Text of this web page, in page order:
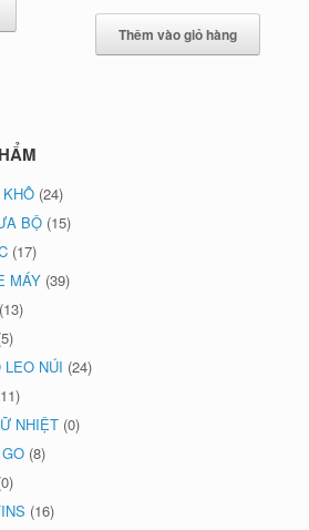
Thêm vào giỏ hàng
(24)
BỘ (15)
(17)
MÁY (39)
(13)
LEO NÚI (24)
NHIỆT (0)
(8)
(16)